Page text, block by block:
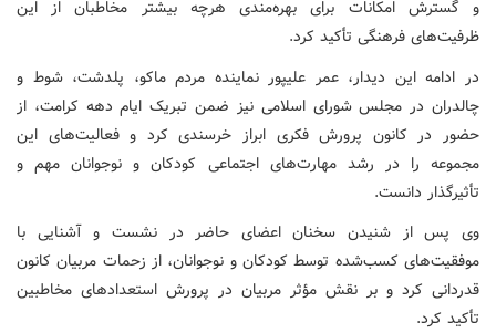
و گسترش امکانات برای بهره‌مندی هرچه بیشتر مخاطبان از این
ظرفیت‌های فرهنگی تأکید کرد.
در ادامه این دیدار، عمر علیپور نماینده مردم ماکو، پلدشت، شوط و
چالدران در مجلس شورای اسلامی نیز ضمن تبریک ایام دهه کرامت، از
حضور در کانون پرورش فکری ابراز خرسندی کرد و فعالیت‌های این
مجموعه را در رشد مهارت‌های اجتماعی کودکان و نوجوانان مهم و
تأثیرگذار دانست.
وی پس از شنیدن سخنان اعضای حاضر در نشست و آشنایی با
موفقیت‌های کسب‌شده توسط کودکان و نوجوانان، از زحمات مربیان کانون
قدردانی کرد و بر نقش مؤثر مربیان در پرورش استعدادهای مخاطبین
تأکید کرد.